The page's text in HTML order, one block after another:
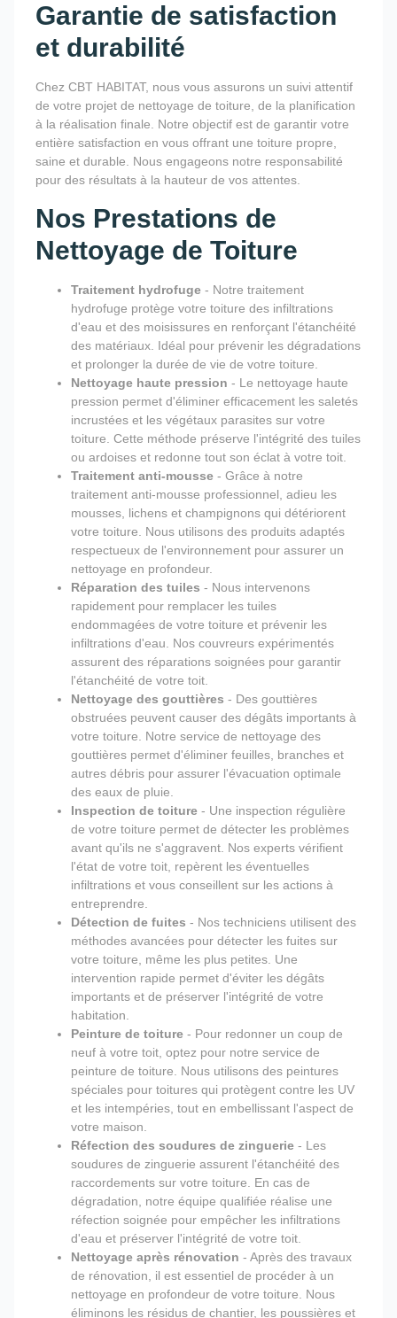
Garantie de satisfaction
et durabilité
Chez CBT HABITAT, nous vous assurons un suivi attentif
de votre projet de nettoyage de toiture, de la planification
à la réalisation finale. Notre objectif est de garantir votre
entière satisfaction en vous offrant une toiture propre,
saine et durable. Nous engageons notre responsabilité
pour des résultats à la hauteur de vos attentes.
Nos Prestations de
Nettoyage de Toiture
Traitement hydrofuge - Notre traitement
hydrofuge protège votre toiture des infiltrations
d'eau et des moisissures en renforçant l'étanchéité
des matériaux. Idéal pour prévenir les dégradations
et prolonger la durée de vie de votre toiture.
Nettoyage haute pression - Le nettoyage haute
pression permet d'éliminer efficacement les saletés
incrustées et les végétaux parasites sur votre
toiture. Cette méthode préserve l'intégrité des tuiles
ou ardoises et redonne tout son éclat à votre toit.
Traitement anti-mousse - Grâce à notre
traitement anti-mousse professionnel, adieu les
mousses, lichens et champignons qui détériorent
votre toiture. Nous utilisons des produits adaptés
respectueux de l'environnement pour assurer un
nettoyage en profondeur.
Réparation des tuiles - Nous intervenons
rapidement pour remplacer les tuiles
endommagées de votre toiture et prévenir les
infiltrations d'eau. Nos couvreurs expérimentés
assurent des réparations soignées pour garantir
l'étanchéité de votre toit.
Nettoyage des gouttières - Des gouttières
obstruées peuvent causer des dégâts importants à
votre toiture. Notre service de nettoyage des
gouttières permet d'éliminer feuilles, branches et
autres débris pour assurer l'évacuation optimale
des eaux de pluie.
Inspection de toiture - Une inspection régulière
de votre toiture permet de détecter les problèmes
avant qu'ils ne s'aggravent. Nos experts vérifient
l'état de votre toit, repèrent les éventuelles
infiltrations et vous conseillent sur les actions à
entreprendre.
Détection de fuites - Nos techniciens utilisent des
méthodes avancées pour détecter les fuites sur
votre toiture, même les plus petites. Une
intervention rapide permet d'éviter les dégâts
importants et de préserver l'intégrité de votre
habitation.
Peinture de toiture - Pour redonner un coup de
neuf à votre toit, optez pour notre service de
peinture de toiture. Nous utilisons des peintures
spéciales pour toitures qui protègent contre les UV
et les intempéries, tout en embellissant l'aspect de
votre maison.
Réfection des soudures de zinguerie - Les
soudures de zinguerie assurent l'étanchéité des
raccordements sur votre toiture. En cas de
dégradation, notre équipe qualifiée réalise une
réfection soignée pour empêcher les infiltrations
d'eau et préserver l'intégrité de votre toit.
Nettoyage après rénovation - Après des travaux
de rénovation, il est essentiel de procéder à un
nettoyage en profondeur de votre toiture. Nous
éliminons les résidus de chantier, les poussières et